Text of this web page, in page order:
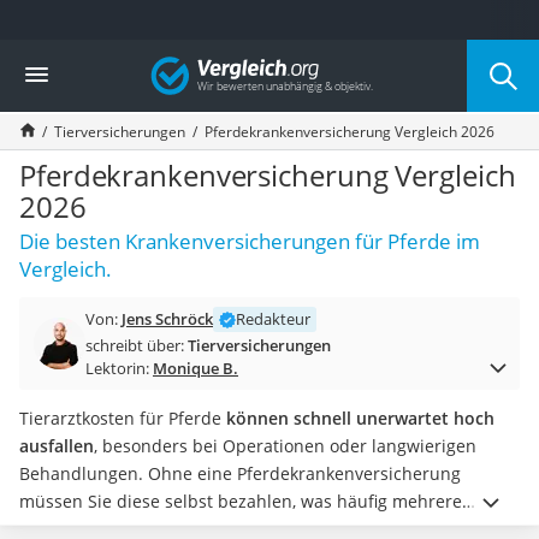
Die beliebtesten Vergleiche nach Kategorie
Finanzen
Silbermünze
Hardware-Wallet
Wohnmobilversicherung
E-Scooter-Versicherung
Münzkapseln
Spardose mit Zählwerk
Wohnwagenversicherung
Oldtimer-Versicherung
Goldbarren 1 g
Pferde-OP-Versicherung
Geräteversicherung
Brillenversicherung
Kinderkonto
Krypto-Wallet
Hundekrankenversicherung
Vergleich
Tierversicherungen Pferdekrankenversicherung Vergleich 2026
Pferdekrankenversicherung Vergleich
2026
Die besten Krankenversicherungen für Pferde im
Vergleich.
Von: Jens Schröck
Redakteur
schreibt über:Tierversicherungen
Lektorin: Monique B.
Tierarztkosten für Pferde können schnell unerwartet hoch
ausfallen, besonders bei Operationen oder langwierigen
Behandlungen. Ohne eine Pferdekrankenversicherung
müssen Sie diese selbst bezahlen, was häufig mehrere
tausend Euro beträgt. Eine gute Pferdekrankenversicherung